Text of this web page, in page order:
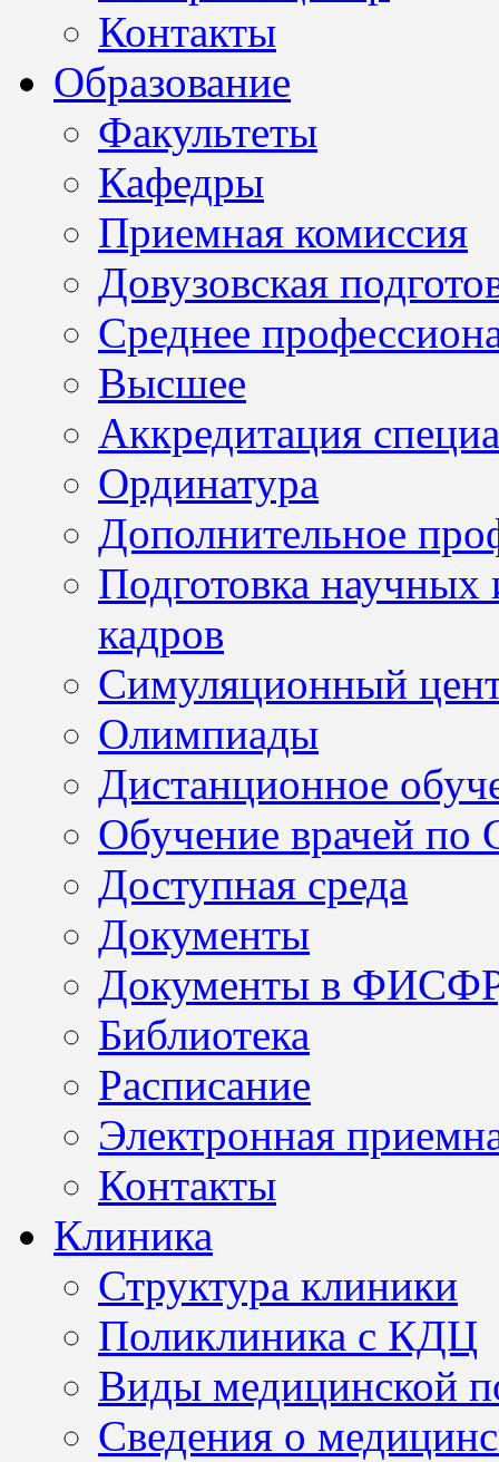
Контакты
Образование
Факультеты
Кафедры
Приемная комиссия
Довузовская
Среднее
Высшее
Аккредитация
Ординатура
Дополнительное
Подготовка научных
кадров
Симуляционный
Олимпиады
Дистанционное
Обучение врачей по
Доступная среда
Документы
Документы в
Библиотека
Расписание
Электронная
Контакты
Клиника
Структура клиники
Поликлиника с КДЦ
Виды медицинской
Сведения о